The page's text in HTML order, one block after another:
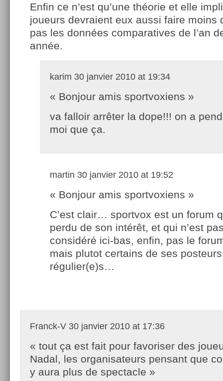
Enfin ce n’est qu’une théorie et elle
joueurs devraient eux aussi faire moins
pas les données comparatives de l’an
année.
karim 30 janvier 2010 at 19:34
« Bonjour amis sportvoxiens »
va falloir arrêter la dope!!! on a
moi que ça.
martin 30 janvier 2010 at 19:52
« Bonjour amis sportvoxiens »
C’est clair… sportvox est un forum
perdu de son intérêt, et qui n’est
considéré ici-bas, enfin, pas le
mais plutot certains de ses
régulier(e)s…
Franck-V 30 janvier 2010 at 17:36
« tout ça est fait pour favoriser des
Nadal, les organisateurs pensant que
y aura plus de spectacle »